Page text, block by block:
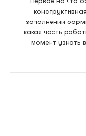
заполнении
какая часть
момент узнать